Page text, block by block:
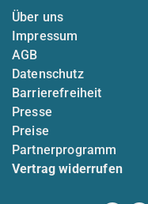
Über uns
Impressum
AGB
Datenschutz
Barrierefreiheit
Presse
Preise
Partnerprogramm
Vertrag widerrufen